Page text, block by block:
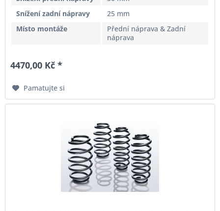
Snížení zadní nápravy
25 mm
Místo montáže
Přední náprava & Zadní
náprava
4470,00 Kč *
Pamatujte si